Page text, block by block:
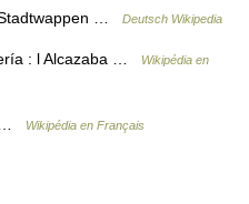
… Deutsch Wikipedia
: l Alcazaba …
Wikipédia en
… Wikipédia en Français